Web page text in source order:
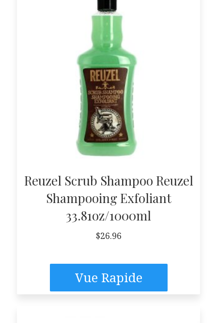
Reuzel Scrub Shampoo Reuzel
Shampooing Exfoliant
33.81oz/1000ml
$26.96
Vue Rapide